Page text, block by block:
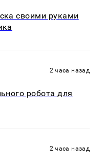
своими руками
2 часа назад
робота для
2 часа назад